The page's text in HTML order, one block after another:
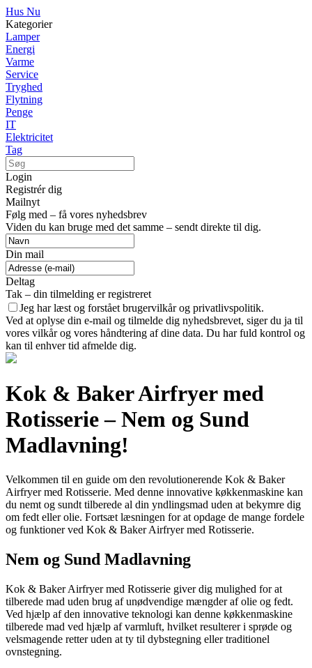
Hus Nu
Kategorier
Lamper
Energi
Varme
Service
Tryghed
Flytning
Penge
IT
Elektricitet
Tag
Login
Registrér dig
Mailnyt
Følg med – få vores nyhedsbrev
Viden du kan bruge med det samme – sendt direkte til dig.
Din mail
Deltag
Tak – din tilmelding er registreret
Jeg har læst og forstået brugervilkår og privatlivspolitik.
Ved at oplyse din e-mail og tilmelde dig nyhedsbrevet, siger du ja til
vores vilkår og vores håndtering af dine data. Du har fuld kontrol og
kan til enhver tid afmelde dig.
Kok & Baker Airfryer med
Rotisserie – Nem og Sund
Madlavning!
Velkommen til en guide om den revolutionerende Kok & Baker
Airfryer med Rotisserie. Med denne innovative køkkenmaskine kan
du nemt og sundt tilberede al din yndlingsmad uden at bekymre dig
om fedt eller olie. Fortsæt læsningen for at opdage de mange fordele
og funktioner ved Kok & Baker Airfryer med Rotisserie.
Nem og Sund Madlavning
Kok & Baker Airfryer med Rotisserie giver dig mulighed for at
tilberede mad uden brug af unødvendige mængder af olie og fedt.
Ved hjælp af den innovative teknologi kan denne køkkenmaskine
tilberede mad ved hjælp af varmluft, hvilket resulterer i sprøde og
velsmagende retter uden at ty til dybstegning eller traditionel
ovnstegning.